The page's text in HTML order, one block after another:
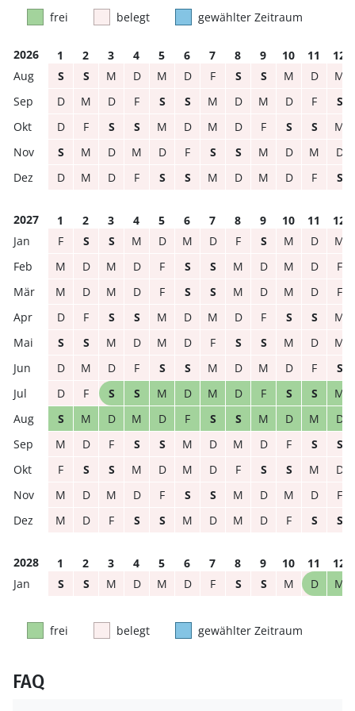
frei belegt gewählter Zeitraum
2026 1 2 3 4 5 6 7 8 9 10 11
12
S
S M D M D F S S M D
M
D
M D F S S M D M D F
S
D
F S S M D M D F S S
M
S
M D M D F S S M D M
D
D
M D F S S M D M D F S
2027 1 2 3 4 5 6 7 8 9 10 11
12
F
S S M D M D F S M D
M
M
D M D F S S M D M D
F
M
D M D F S S M D M D
F
D
F S S M D M D F S S
M
S
S M D M D F S S M D
M
D
M D F S S M D M D F
S
D
F S S M D M D F S S
M
S
M D M D F S S M D M
D
M
D F S S M D M D F S
S
F
S S M D M D F S S M
D
M
D M D F S S M D M D
F
M
D F S S M D M D F S S
2028 1 2 3 4 5 6 7 8 9 10 11
12
S
S M D M D F S S M D M
frei belegt gewählter Zeitraum
FAQ